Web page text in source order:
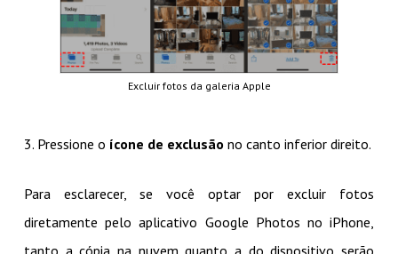
Excluir fotos da galeria Apple
3. Pressione o ícone de exclusão no canto inferior direito.
Para esclarecer, se você optar por excluir fotos
diretamente pelo aplicativo Google Photos no iPhone,